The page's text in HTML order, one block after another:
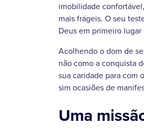
imobilidade
mais frágeis. O seu
Deus em primeiro
Acolhendo o dom de
não como a conquista
sua caridade para com
sim ocasiões de
Uma